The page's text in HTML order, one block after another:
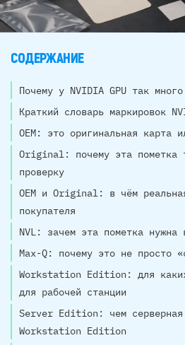
СОДЕРЖАНИЕ
Почему у NVIDIA GPU так
Краткий словарь маркировок
OEM: это оригинальная карта
Original: почему эта пометка
проверку
OEM и Original: в чём
покупателя
NVL: зачем эта пометка нужна
Max-Q: почему это не просто
Workstation Edition: для
для рабочей станции
Server Edition: чем серверная
Workstation Edition